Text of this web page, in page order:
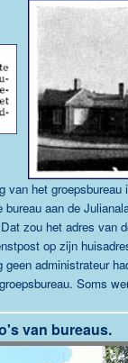
het
aan de
zou het adres van
op zijn
administrateur
Soms
van bureaus.